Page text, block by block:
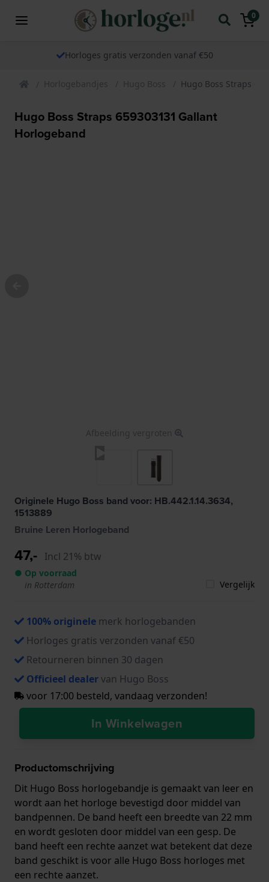
0
Horloges gratis verzonden vanaf €50
Horlogebandjes Hugo Boss Hugo Boss Straps
Hugo Boss Straps 659303131 Gallant
Horlogeband
Afbeelding vergroten
Originele Hugo Boss band voor: HB.442.1.14.3634,
1513889
Bruine Leren Horlogeband
47,- Incl 21% btw
● Op voorraad
in Rotterdam
Vergelijk
100% originele merk horlogebanden
Horloges gratis verzonden vanaf €50
Retourneren binnen 30 dagen
Officieel dealervan Hugo Boss
voor 17:00 besteld, vandaag verzonden!
In Winkelwagen
Productomschrijving
Dit Hugo Boss horlogebandje is gemaakt van leer en
wordt aan het horloge bevestigd door middel van
bandpennen. De band heeft een breedte van 22 mm
en wordt gesloten door middel van een gesp. De
band heeft een rechte aanzet wat betekent dat deze
band geschikt is voor alle Hugo Boss horloges met
een rechte aanzet.